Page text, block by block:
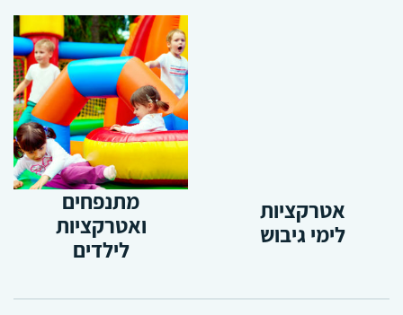
אטרקציות
לימי גיבוש
מתנפחים
ואטרקציות
לילדים